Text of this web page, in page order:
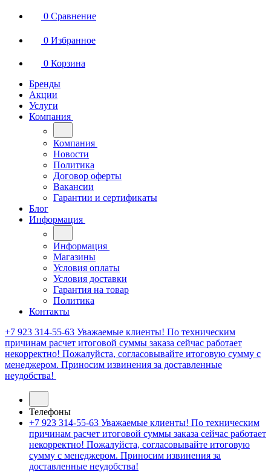
0 Сравнение
0 Избранное
0 Корзина
Бренды
Акции
Услуги
Компания
Компания
Новости
Политика
Договор оферты
Вакансии
Гарантии и сертификаты
Блог
Информация
Информация
Магазины
Условия оплаты
Условия доставки
Гарантия на товар
Политика
Контакты
+7 923 314-55-63 Уважаемые клиенты! По техническим
причинам расчет итоговой суммы заказа сейчас работает
некорректно! Пожалуйста, согласовывайте итоговую сумму с
менеджером. Приносим извинения за доставленные
неудобства!
Телефоны
+7 923 314-55-63 Уважаемые клиенты! По техническим
причинам расчет итоговой суммы заказа сейчас работает
некорректно! Пожалуйста, согласовывайте итоговую
сумму с менеджером. Приносим извинения за
доставленные неудобства!